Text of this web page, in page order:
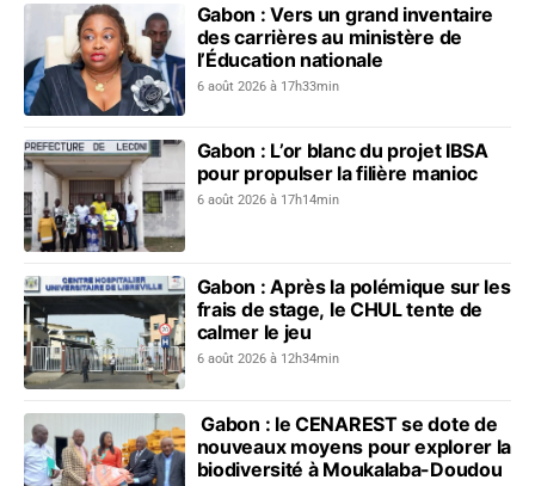
Gabon : Vers un grand inventaire
des carrières au ministère de
l’Éducation nationale
6 août 2026 à 17h33min
Gabon : L’or blanc du projet IBSA
pour propulser la filière manioc
6 août 2026 à 17h14min
Gabon : Après la polémique sur les
frais de stage, le CHUL tente de
calmer le jeu
6 août 2026 à 12h34min
Gabon : le CENAREST se dote de
nouveaux moyens pour explorer la
biodiversité à Moukalaba-Doudou